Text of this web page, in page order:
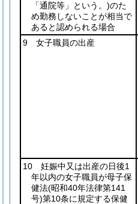
「通院等」という。)のた
め勤務しないことが相当で
あると認められる場合
9 女子職員の出産
10 妊娠中又は出産の日後1
年以内の女子職員が母子保
健法(昭和40年法律第141
号)第10条に規定する保健